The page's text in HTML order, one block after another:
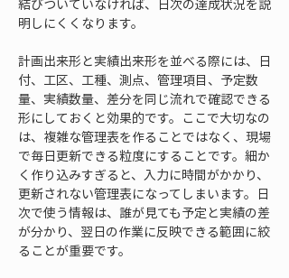
結びついていなければ、日次の達成状況を説
明しにくくなります。
計画出来形と実績出来形を並べる際には、日
付、工区、工種、測点、管理項目、予定数
量、実績数量、差分を同じ流れで確認できる
形にしておくと効果的です。ここで大切なの
は、複雑な管理表を作ることではなく、現場
で毎日更新できる粒度にすることです。細か
く作り込みすぎると、入力に時間がかかり、
更新されない管理表になってしまいます。日
次で使う情報は、誰が見ても予定と実績の差
が分かり、翌日の作業に反映できる範囲に絞
ることが重要です。